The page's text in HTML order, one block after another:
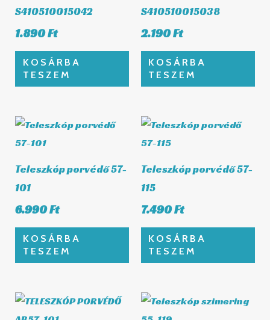
S410510015042
1.890Ft
KOSÁRBA
TESZEM
S410510015038
2.190Ft
KOSÁRBA
TESZEM
Teleszkóp porvédő 57-
101
6.990Ft
KOSÁRBA
TESZEM
Teleszkóp porvédő 57-
115
7.490Ft
KOSÁRBA
TESZEM